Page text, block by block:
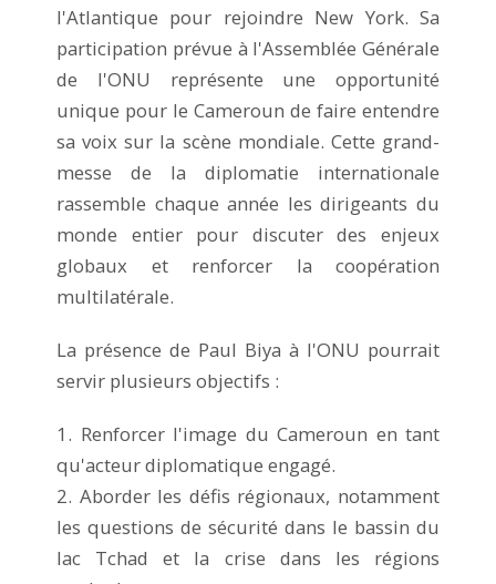
l'Atlantique pour rejoindre New York. Sa
participation prévue à l'Assemblée Générale
de l'ONU représente une opportunité
unique pour le Cameroun de faire entendre
sa voix sur la scène mondiale. Cette grand-
messe de la diplomatie internationale
rassemble chaque année les dirigeants du
monde entier pour discuter des enjeux
globaux et renforcer la coopération
multilatérale.
La présence de Paul Biya à l'ONU pourrait
servir plusieurs objectifs :
1. Renforcer l'image du Cameroun en tant
qu'acteur diplomatique engagé.
2. Aborder les défis régionaux, notamment
les questions de sécurité dans le bassin du
lac Tchad et la crise dans les régions